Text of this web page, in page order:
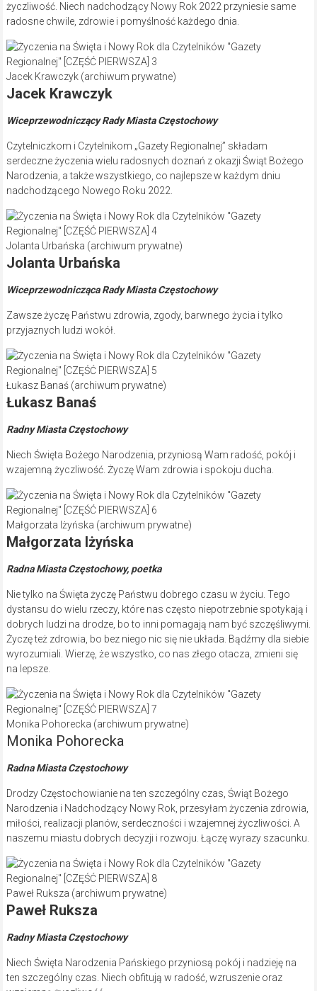
życzliwość. Niech nadchodzący Nowy Rok 2022 przyniesie same
radosne chwile, zdrowie i pomyślność każdego dnia.
Jacek Krawczyk (archiwum prywatne)
Jacek Krawczyk
Wiceprzewodniczący Rady Miasta Częstochowy
Czytelniczkom i Czytelnikom „Gazety Regionalnej” składam
serdeczne życzenia wielu radosnych doznań z okazji Świąt Bożego
Narodzenia, a także wszystkiego, co najlepsze w każdym dniu
nadchodzącego Nowego Roku 2022.
Jolanta Urbańska (archiwum prywatne)
Jolanta Urbańska
Wiceprzewodnicząca Rady Miasta Częstochowy
Zawsze życzę Państwu zdrowia, zgody, barwnego życia i tylko
przyjaznych ludzi wokół.
Łukasz Banaś (archiwum prywatne)
Łukasz Banaś
Radny Miasta Częstochowy
Niech Święta Bożego Narodzenia, przyniosą Wam radość, pokój i
wzajemną życzliwość. Życzę Wam zdrowia i spokoju ducha.
Małgorzata Iżyńska (archiwum prywatne)
Małgorzata Iżyńska
Radna Miasta Częstochowy, poetka
Nie tylko na Święta życzę Państwu dobrego czasu w życiu. Tego
dystansu do wielu rzeczy, które nas często niepotrzebnie spotykają i
dobrych ludzi na drodze, bo to inni pomagają nam być szczęśliwymi.
Życzę też zdrowia, bo bez niego nic się nie układa. Bądźmy dla siebie
wyrozumiali. Wierzę, że wszystko, co nas złego otacza, zmieni się
na lepsze.
Monika Pohorecka (archiwum prywatne)
Monika Pohorecka
Radna Miasta Częstochowy
Drodzy Częstochowianie na ten szczególny czas, Świąt Bożego
Narodzenia i Nadchodzący Nowy Rok, przesyłam życzenia zdrowia,
miłości, realizacji planów, serdeczności i wzajemnej życzliwości. A
naszemu miastu dobrych decyzji i rozwoju. Łączę wyrazy szacunku.
Paweł Ruksza (archiwum prywatne)
Paweł Ruksza
Radny Miasta Częstochowy
Niech Święta Narodzenia Pańskiego przyniosą pokój i nadzieję na
ten szczególny czas. Niech obfitują w radość, wzruszenie oraz